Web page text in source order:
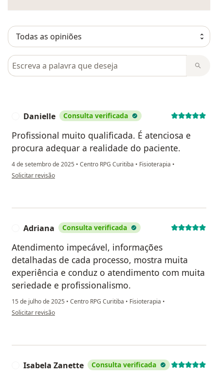
Pesquisar em opiniões
Danielle Consulta verificada
Profissional muito qualificada. É atenciosa e
procura adequar a realidade do paciente.
4 de setembro de 2025 • Centro RPG Curitiba • Fisioterapia •
na opinião do utilizador Danielle
Solicitar revisão
Adriana Consulta verificada
Atendimento impecável, informações
detalhadas de cada processo, mostra muita
experiência e conduz o atendimento com muita
seriedade e profissionalismo.
15 de julho de 2025 • Centro RPG Curitiba • Fisioterapia •
na opinião do utilizador Adriana
Solicitar revisão
Isabela Zanette Consulta verificada